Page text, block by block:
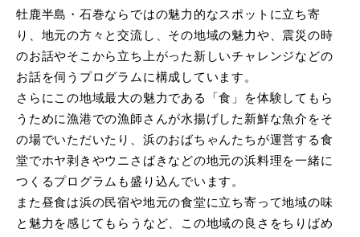
牡鹿半島・石巻ならではの魅力的なスポットに立ち寄
り、地元の方々と交流し、その地域の魅力や、震災の時
のお話やそこから立ち上がった新しいチャレンジなどの
お話を伺うプログラムに構成しています。
さらにこの地域最大の魅力である「食」を体験してもら
うために漁港での漁師さんが水揚げした新鮮な魚介をそ
の場でいただいたり、浜のおばちゃんたちが運営する食
堂でホヤ剥きやウニさばきなどの地元の浜料理を一緒に
つくるプログラムも盛り込んでいます。
また昼食は浜の民宿や地元の食堂に立ち寄って地域の味
と魅力を感じてもらうなど、この地域の良さをちりばめ